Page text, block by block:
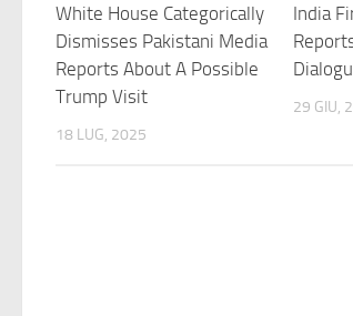
White House Categorically
Dismisses Pakistani Media
Reports About A Possible
Trump Visit
18 LUG, 2025
India
29 GIU,